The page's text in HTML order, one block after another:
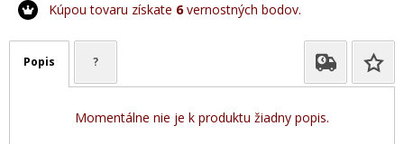
Kúpou tovaru získate 6vernostných bodov.
Popis ?
Momentálne nie je k produktu žiadny popis.